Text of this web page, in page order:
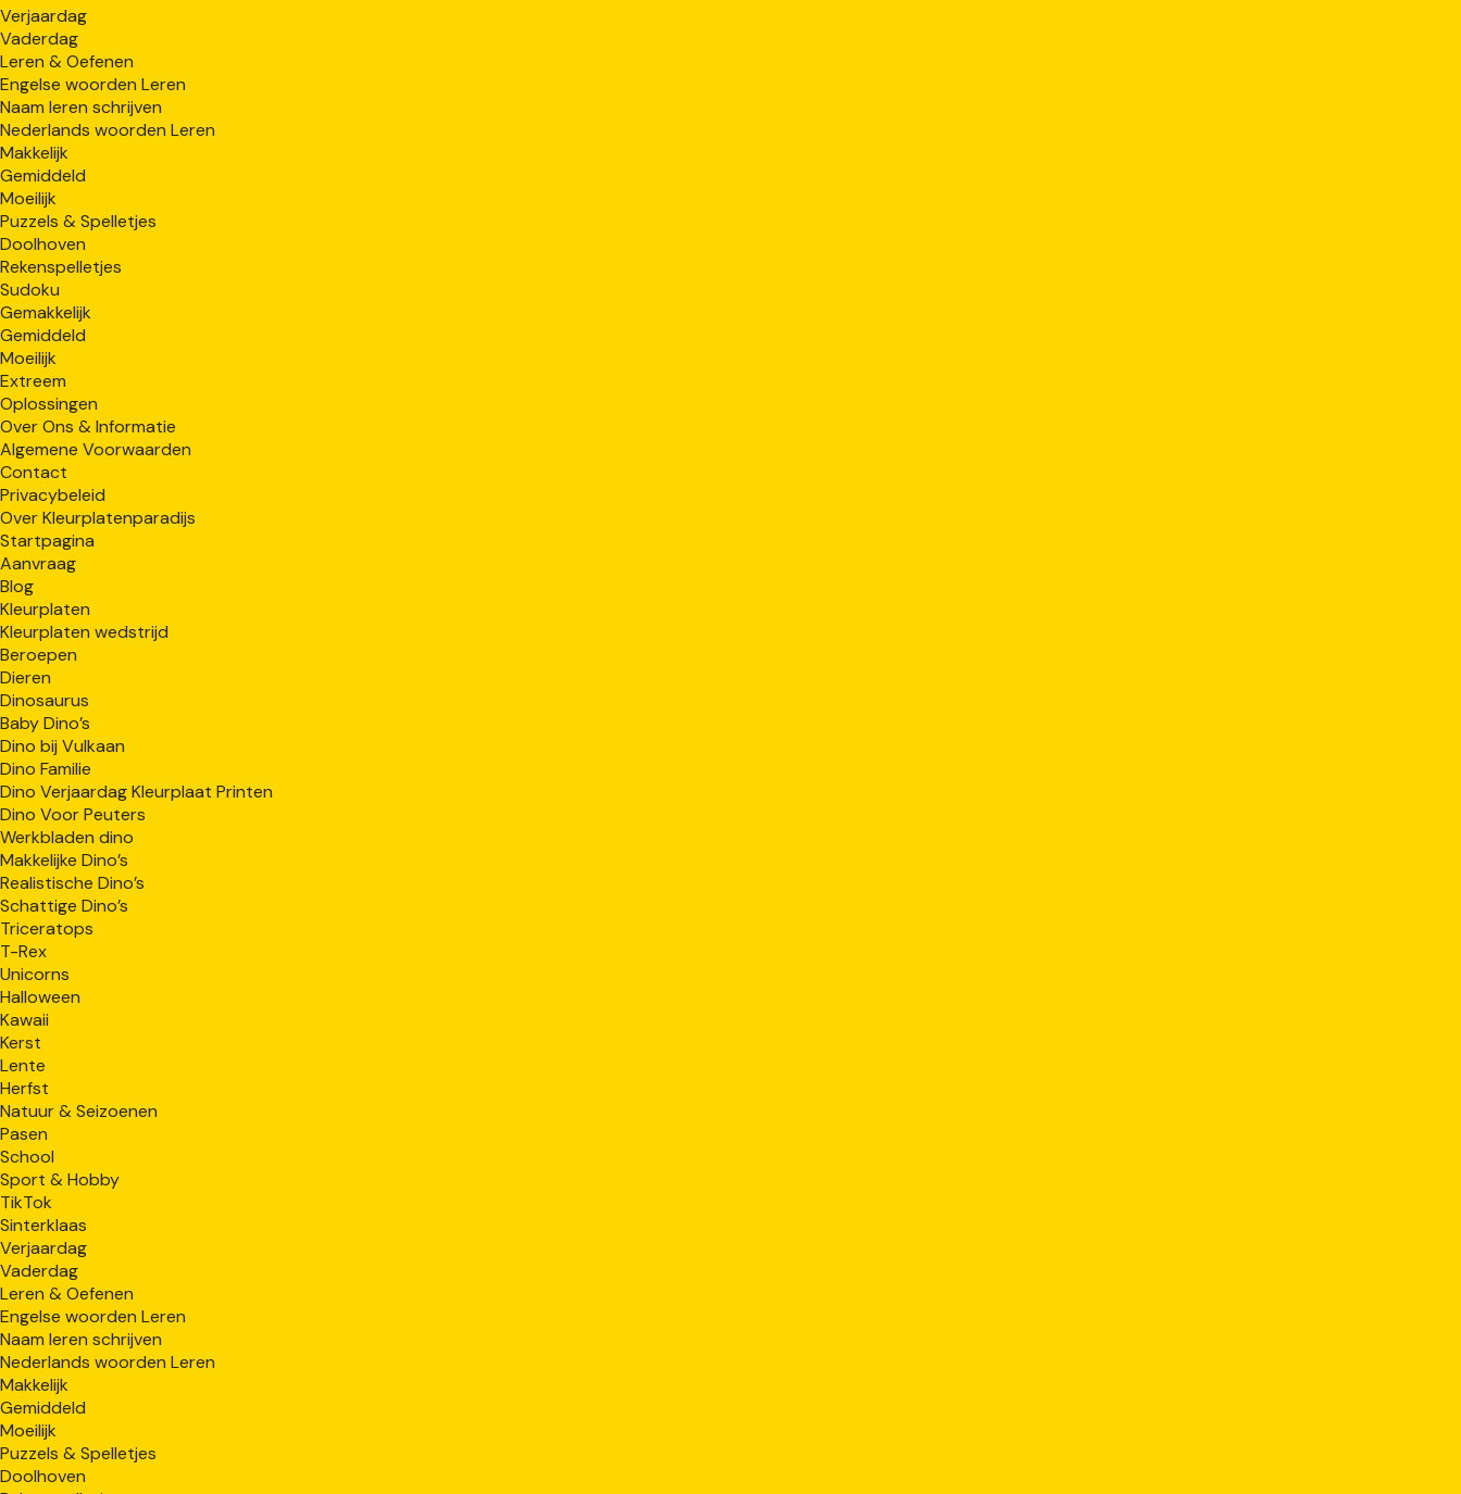
Verjaardag
Vaderdag
Leren & Oefenen
Engelse woorden Leren
Naam leren schrijven
Nederlands woorden Leren
Makkelijk
Gemiddeld
Moeilijk
Puzzels & Spelletjes
Doolhoven
Rekenspelletjes
Sudoku
Gemakkelijk
Gemiddeld
Moeilijk
Extreem
Oplossingen
Over Ons & Informatie
Algemene Voorwaarden
Contact
Privacybeleid
Over Kleurplatenparadijs
Startpagina
Aanvraag
Blog
Kleurplaten
Kleurplaten wedstrijd
Beroepen
Dieren
Dinosaurus
Baby Dino’s
Dino bij Vulkaan
Dino Familie
Dino Verjaardag Kleurplaat Printen
Dino Voor Peuters
Werkbladen dino
Makkelijke Dino’s
Realistische Dino’s
Schattige Dino’s
Triceratops
T-Rex
Unicorns
Halloween
Kawaii
Kerst
Lente
Herfst
Natuur & Seizoenen
Pasen
School
Sport & Hobby
TikTok
Sinterklaas
Verjaardag
Vaderdag
Leren & Oefenen
Engelse woorden Leren
Naam leren schrijven
Nederlands woorden Leren
Makkelijk
Gemiddeld
Moeilijk
Puzzels & Spelletjes
Doolhoven